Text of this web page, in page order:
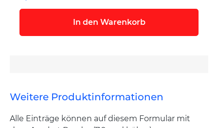
In den Warenkorb
Weitere Produktinformationen
Alle Einträge können auf diesem Formular mit